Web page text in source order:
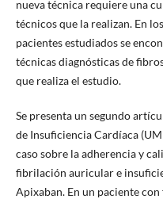
nueva técnica requiere una
técnicos que la realizan. En
pacientes estudiados se
técnicas diagnósticas de
que realiza el estudio.
Se presenta un segundo
de Insuficiencia Cardíaca
caso sobre la adherencia y
fibrilación auricular e
Apixaban. En un paciente